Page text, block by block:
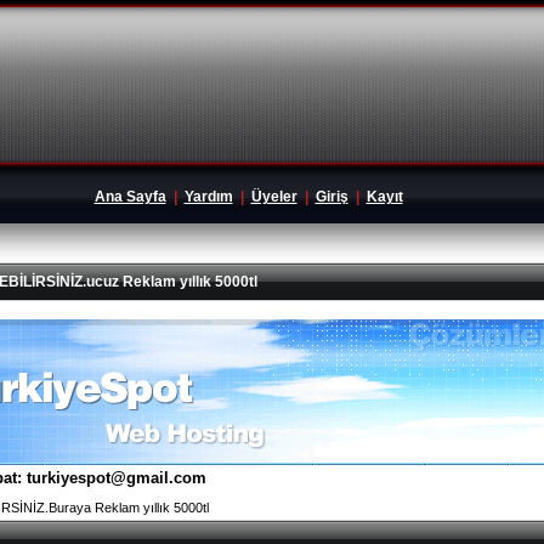
Ana Sayfa| Yardım Üyeler| Giriş| Kayıt
Reklam yıllık 5000tl
turkiyespot@gmail.com
Reklam yıllık 5000tl